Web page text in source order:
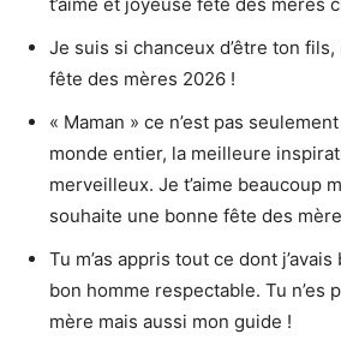
Je suis si chanceux d’être ton fils,
fête des mères 2026 !
« Maman » ce n’est pas
monde entier, la meilleure
merveilleux. Je t’aime beaucoup
souhaite une bonne fête des
Tu m’as appris tout ce dont
bon homme respectable. Tu n’es
mère mais aussi mon guide !